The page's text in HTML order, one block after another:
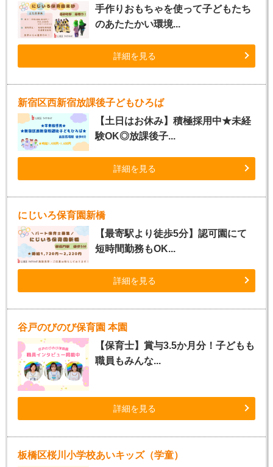
手作りおもちゃを使って子どもたち
のあたたかい環境...
詳細を見る
新宿区西新宿放課後子どもひろば
【土日はお休み】積極採用中★未経
験OK◎放課後子...
詳細を見る
にじいろ保育園新橋
【最寄駅より徒歩5分】認可園にて
短時間勤務もOK...
詳細を見る
谷戸のびのび保育園 本園
【保育士】賞与3.5か月分！子どもも
職員もみんな...
詳細を見る
板橋区桜川小学校あいキッズ（学童）